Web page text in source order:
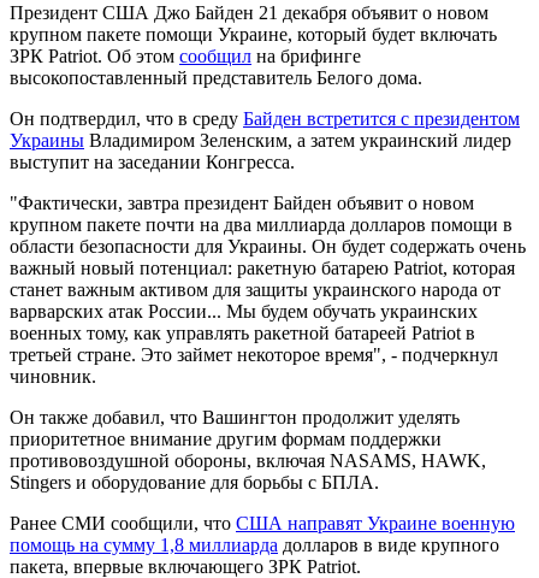
Президент США Джо Байден 21 декабря объявит о новом
крупном пакете помощи Украине, который будет включать
ЗРК Patriot. Об этом сообщил на брифинге
высокопоставленный представитель Белого дома.
Он подтвердил, что в среду Байден встретится с президентом
Украины Владимиром Зеленским, а затем украинский лидер
выступит на заседании Конгресса.
"Фактически, завтра президент Байден объявит о новом
крупном пакете почти на два миллиарда долларов помощи в
области безопасности для Украины. Он будет содержать очень
важный новый потенциал: ракетную батарею Patriot, которая
станет важным активом для защиты украинского народа от
варварских атак России... Мы будем обучать украинских
военных тому, как управлять ракетной батареей Patriot в
третьей стране. Это займет некоторое время", - подчеркнул
чиновник.
Он также добавил, что Вашингтон продолжит уделять
приоритетное внимание другим формам поддержки
противовоздушной обороны, включая NASAMS, HAWK,
Stingers и оборудование для борьбы с БПЛА.
Ранее СМИ сообщили, что США направят Украине военную
помощь на сумму 1,8 миллиарда долларов в виде крупного
пакета, впервые включающего ЗРК Patriot.